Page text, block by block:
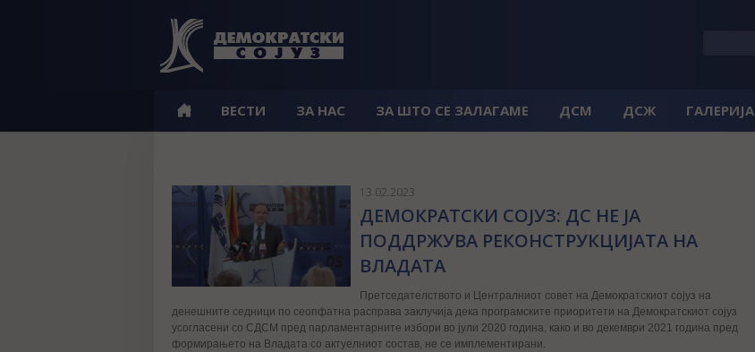
ВЕСТИ ЗА НАС ЗА ШТО СЕ ЗАЛАГАМЕ ДСМ ДСЖ ГАЛЕРИЈА
13.02.2023
ДЕМОКРAТСКИ СОЈУЗ: ДС НЕ ЈА
ПОДДРЖУВА РЕКОНСТРУКЦИЈАТА НА
ВЛАДАТА
Претседателството и Централниот совет на Демократскиот сојуз на
денешните седници по сеопфатна расправа заклучија дека програмските приоритети на Демократскиот сојуз
усогласени со СДСМ пред парламентарните избори во јули 2020 година, како и во декември 2021 година пред
формирањето на Владата со актуелниот состав, не се имплементирани.